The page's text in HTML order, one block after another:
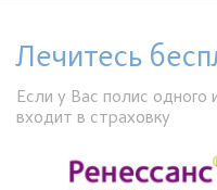
Лечитесь
Если у Вас полис одного
входит в страховку